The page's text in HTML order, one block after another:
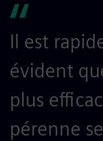
Il est
évident
plus
pérenne